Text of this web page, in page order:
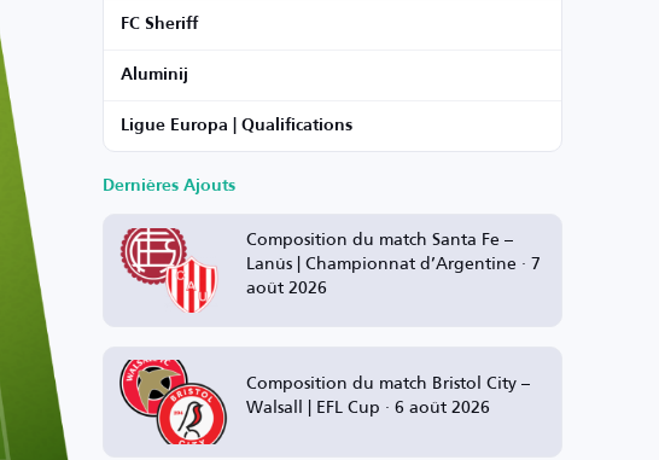
FC Sheriff
Aluminij
Ligue Europa | Qualifications
Dernières Ajouts
Composition du match Santa Fe –
Lanús | Championnat d’Argentine · 7
août 2026
Composition du match Bristol City –
Walsall | EFL Cup · 6 août 2026